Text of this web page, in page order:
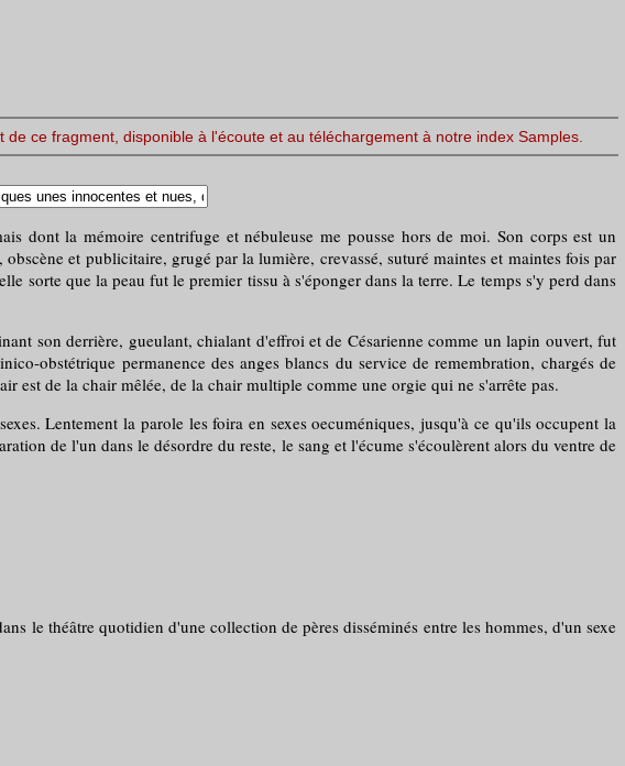
ce fragment, disponible à l'écoute et au téléchargement à notre index Samples.
dont la mémoire centrifuge et nébuleuse me pousse hors de moi. Son corps est un
et publicitaire, grugé par la lumière, crevassé, suturé maintes et maintes fois par
sorte que la peau fut le premier tissu à s'éponger dans la terre. Le temps s'y perd dans
son derrière, gueulant, chialant d'effroi et de Césarienne comme un lapin ouvert, fut
obstétrique permanence des anges blancs du service de remembration, chargés de
est de la chair mêlée, de la chair multiple comme une orgie qui ne s'arrête pas.
Lentement la parole les foira en sexes oecuméniques, jusqu'à ce qu'ils occupent la
de l'un dans le désordre du reste, le sang et l'écume s'écoulèrent alors du ventre de
théâtre quotidien d'une collection de pères disséminés entre les hommes, d'un sexe